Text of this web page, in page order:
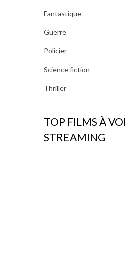
Fantastique
Guerre
Policier
Science fiction
Thriller
TOP FILMS À
STREAMING